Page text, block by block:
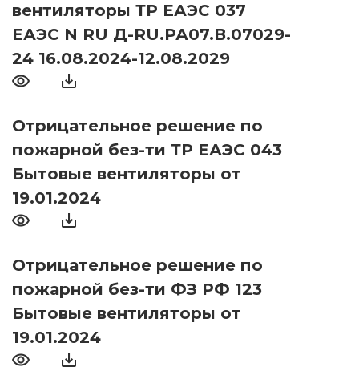
вентиляторы ТР ЕАЭС 037
ЕАЭС N RU Д-RU.РА07.В.07029-
24 16.08.2024-12.08.2029
Отрицательное решение по
пожарной без-ти ТР ЕАЭС 043
Бытовые вентиляторы от
19.01.2024
Отрицательное решение по
пожарной без-ти ФЗ РФ 123
Бытовые вентиляторы от
19.01.2024